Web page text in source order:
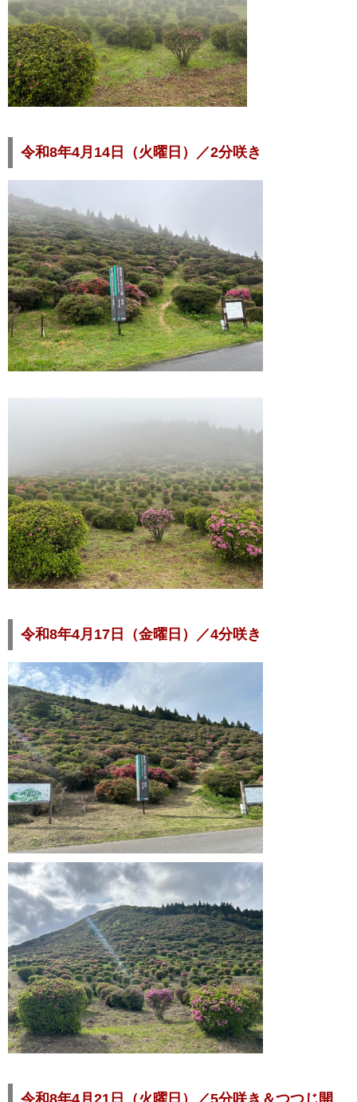
令和8年4月14日（火曜日）／2分咲き
令和8年4月17日（金曜日）／4分咲き
令和8年4月21日（火曜日）／5分咲き＆つつじ開